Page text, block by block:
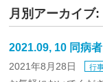
月別アーカイブ:
2021.09, 10 同病
2021年8月28日 行